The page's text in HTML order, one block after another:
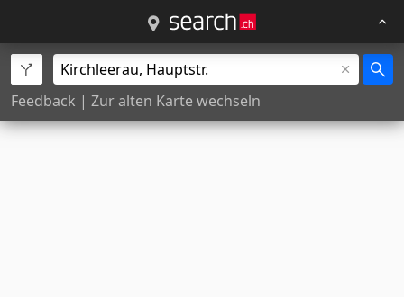
Feedback | Zur alten Karte wechseln